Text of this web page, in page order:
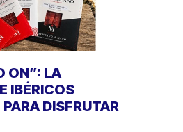
ON”: LA
IBÉRICOS
DISFRUTAR